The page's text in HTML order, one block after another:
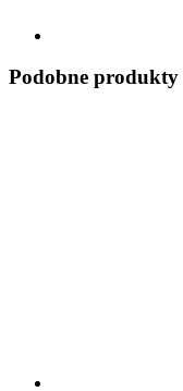
Podobne produkty